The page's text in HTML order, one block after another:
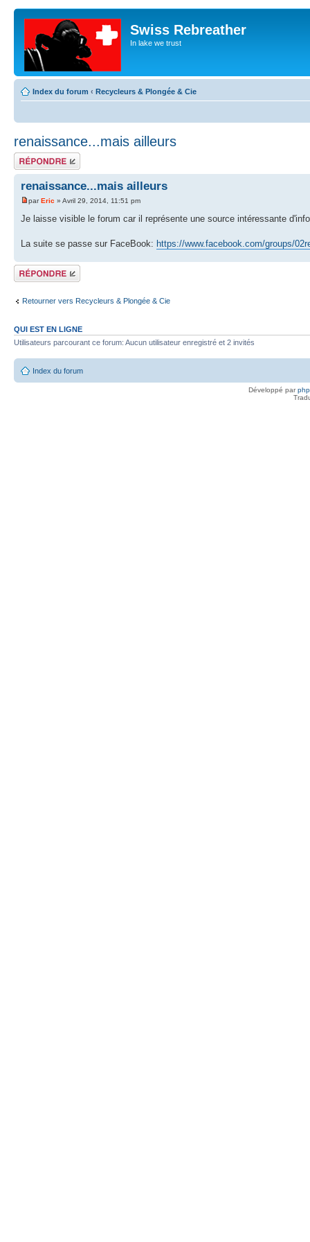
Swiss Rebreather
In lake we trust
Index du forum ‹ Recycleurs & Plongée & Cie
renaissance...mais ailleurs
Répondre
renaissance...mais ailleurs
parEric » Avril 29, 2014, 11:51 pm
Je laisse visible le forum car il représente une source intéressante
La suite se passe sur FaceBook: https://www.facebook.com/groups/
Répondre
Retourner vers Recycleurs & Plongée & Cie
QUI EST EN LIGNE
Utilisateurs parcourant ce forum: Aucun utilisateur enregistré et 2 invités
Index du forum
Développé par